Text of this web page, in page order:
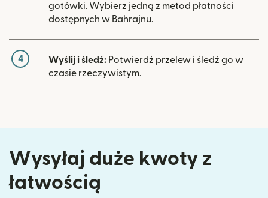
gotówki. Wybierz jedną z metod płatności
dostępnych w Bahrajnu.
4 Wyślij i śledź: Potwierdź przelew i śledź go w
czasie rzeczywistym.
Wysyłaj duże kwoty z
łatwością